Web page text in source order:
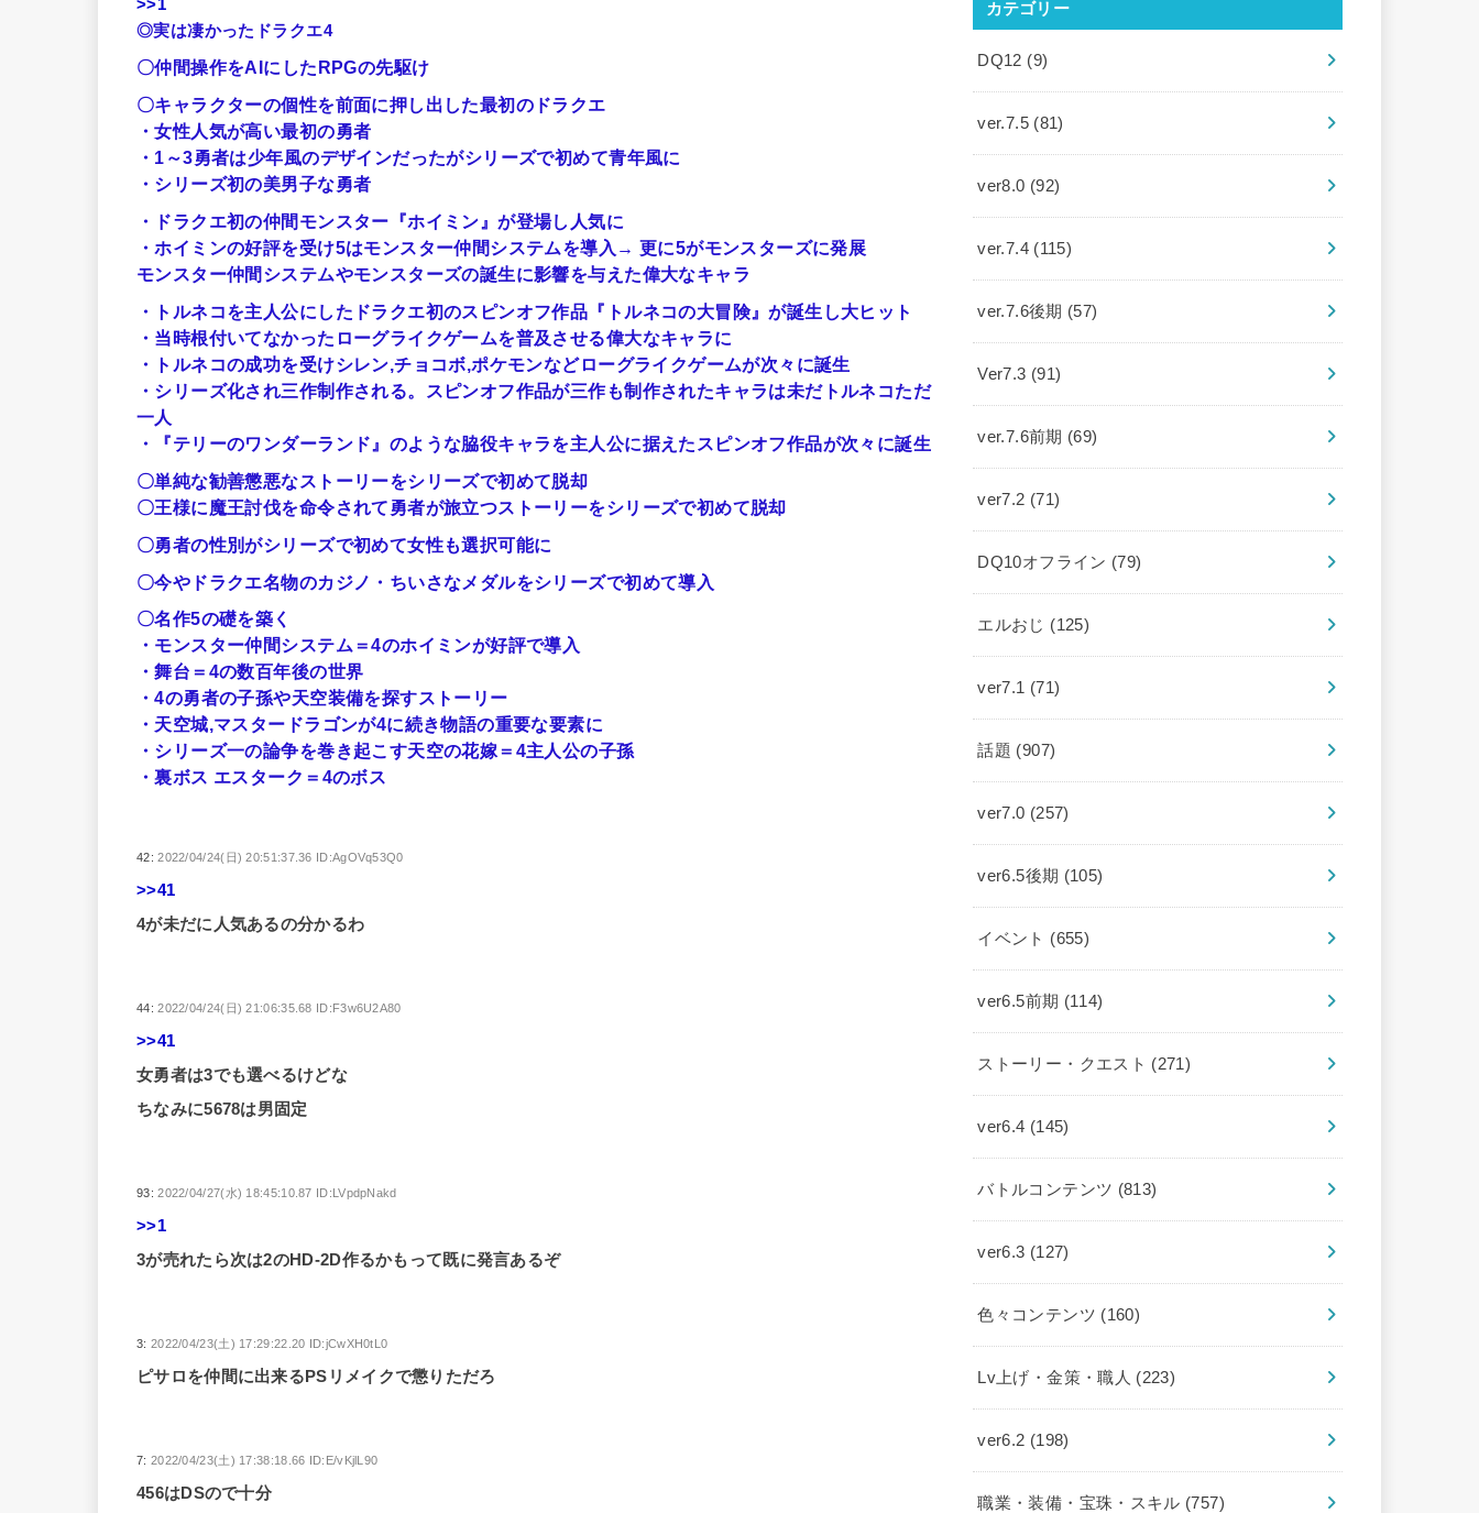
>>1
◎実は凄かったドラクエ4
〇仲間操作をAIにしたRPGの先駆け
〇キャラクターの個性を前面に押し出した最初のドラクエ
・女性人気が高い最初の勇者
・1～3勇者は少年風のデザインだったがシリーズで初めて青年風に
・シリーズ初の美男子な勇者
・ドラクエ初の仲間モンスター『ホイミン』が登場し人気に
・ホイミンの好評を受け5はモンスター仲間システムを導入→ 更に5がモンスターズに発展
モンスター仲間システムやモンスターズの誕生に影響を与えた偉大なキャラ
・トルネコを主人公にしたドラクエ初のスピンオフ作品『トルネコの大冒険』が誕生し大ヒット
・当時根付いてなかったローグライクゲームを普及させる偉大なキャラに
・トルネコの成功を受けシレン,チョコボ,ポケモンなどローグライクゲームが次々に誕生
・シリーズ化され三作制作される。スピンオフ作品が三作も制作されたキャラは未だトルネコただ
一人
・『テリーのワンダーランド』のような脇役キャラを主人公に据えたスピンオフ作品が次々に誕生
〇単純な勧善懲悪なストーリーをシリーズで初めて脱却
〇王様に魔王討伐を命令されて勇者が旅立つストーリーをシリーズで初めて脱却
〇勇者の性別がシリーズで初めて女性も選択可能に
〇今やドラクエ名物のカジノ・ちいさなメダルをシリーズで初めて導入
〇名作5の礎を築く
・モンスター仲間システム＝4のホイミンが好評で導入
・舞台＝4の数百年後の世界
・4の勇者の子孫や天空装備を探すストーリー
・天空城,マスタードラゴンが4に続き物語の重要な要素に
・シリーズ一の論争を巻き起こす天空の花嫁＝4主人公の子孫
・裏ボス エスターク＝4のボス
42:2022/04/24(日) 20:51:37.36 ID:AgOVq53Q0
>>41
4が未だに人気あるの分かるわ
44:2022/04/24(日) 21:06:35.68 ID:F3w6U2A80
>>41
女勇者は3でも選べるけどな
ちなみに5678は男固定
93:2022/04/27(水) 18:45:10.87 ID:LVpdpNakd
>>1
3が売れたら次は2のHD-2D作るかもって既に発言あるぞ
3: 2022/04/23(土) 17:29:22.20 ID:jCwXH0tL0
ピサロを仲間に出来るPSリメイクで懲りただろ
7: 2022/04/23(土) 17:38:18.66 ID:E/vKjlL90
456はDSので十分
カテゴリー
DQ12 (9)
ver.7.5 (81)
ver8.0 (92)
ver.7.4 (115)
ver.7.6後期 (57)
Ver7.3 (91)
ver.7.6前期 (69)
ver7.2 (71)
DQ10オフライン (79)
エルおじ (125)
ver7.1 (71)
話題 (907)
ver7.0 (257)
ver6.5後期 (105)
イベント (655)
ver6.5前期 (114)
ストーリー・クエスト (271)
ver6.4 (145)
バトルコンテンツ (813)
ver6.3 (127)
色々コンテンツ (160)
Lv上げ・金策・職人 (223)
ver6.2 (198)
職業・装備・宝珠・スキル (757)